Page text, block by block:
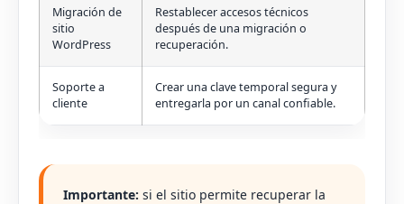
Migración de
sitio
WordPress
Restablecer accesos técnicos
después de una migración o
recuperación.
Soporte a
cliente
Crear una clave temporal segura y
entregarla por un canal confiable.
Importante: si el sitio permite recuperar la